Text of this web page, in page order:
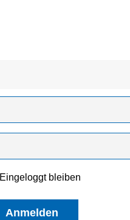
Eingeloggt bleiben
Anmelden